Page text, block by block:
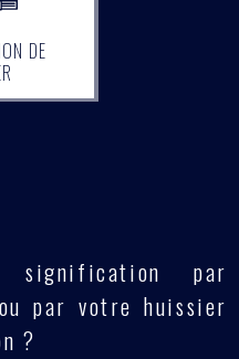
DE
par
ou par votre huissier
?